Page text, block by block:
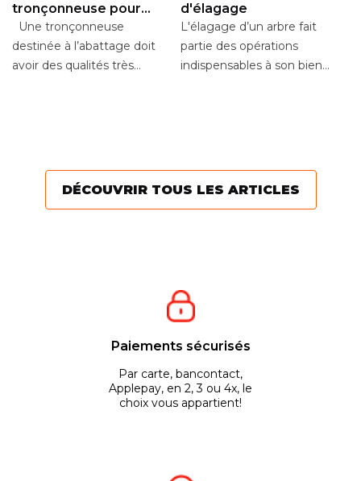
tronçonneuse pour
l’abattage
Une tronçonneuse
destinée à l’abattage doit
avoir des qualités très
d'élagage
L'élagage d’un arbre fait
partie des opérations
indispensables à son bien-
DÉCOUVRIR TOUS LES ARTICLES
Paiements sécurisés
Par carte, bancontact,
Applepay, en 2, 3 ou 4x, le
choix vous appartient!